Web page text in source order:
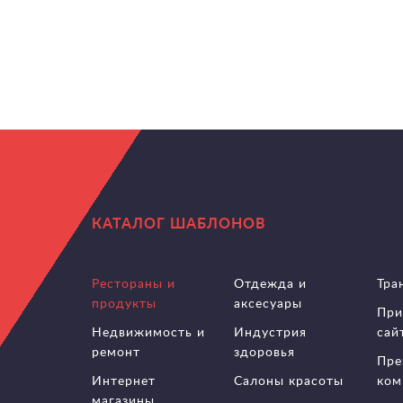
КАТАЛОГ ШАБЛОНОВ
Рестораны и
продукты
Недвижимость и
ремонт
Интернет
Отдежда и
аксесуары
Индустрия
здоровья
Салоны красоты